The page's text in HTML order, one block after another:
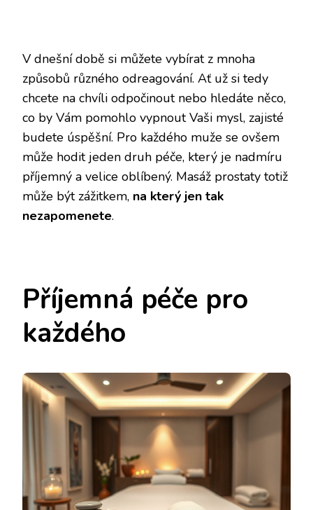
V dnešní době si můžete vybírat z mnoha
způsobů různého odreagování. Ať už si tedy
chcete na chvíli odpočinout nebo hledáte něco,
co by Vám pomohlo vypnout Vaši mysl, zajisté
budete úspěšní. Pro každého muže se ovšem
může hodit jeden druh péče, který je nadmíru
příjemný a velice oblíbený. Masáž prostaty totiž
může být zážitkem, na který jen tak
nezapomenete.
Příjemná péče pro
každého